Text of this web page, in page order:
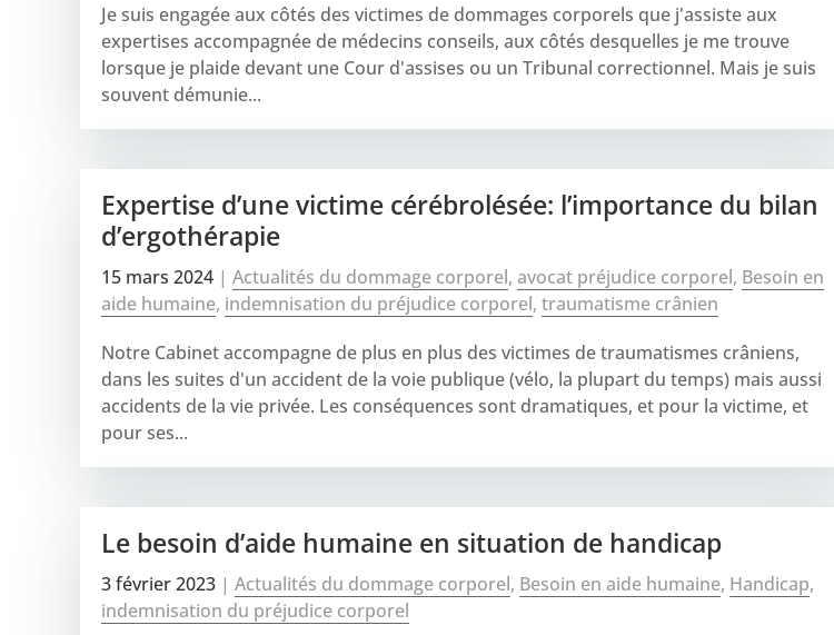
Je suis engagée aux côtés des victimes de dommages corporels que j'assiste aux
expertises accompagnée de médecins conseils, aux côtés desquelles je me trouve
lorsque je plaide devant une Cour d'assises ou un Tribunal correctionnel. Mais je suis
souvent démunie...
Expertise d’une victime cérébrolésée: l’importance du bilan
d’ergothérapie
15 mars 2024 | Actualités du dommage corporel, avocat préjudice corporel, Besoin en
aide humaine, indemnisation du préjudice corporel, traumatisme crânien
Notre Cabinet accompagne de plus en plus des victimes de traumatismes crâniens,
dans les suites d'un accident de la voie publique (vélo, la plupart du temps) mais aussi
accidents de la vie privée. Les conséquences sont dramatiques, et pour la victime, et
pour ses...
Le besoin d’aide humaine en situation de handicap
3 février 2023 | Actualités du dommage corporel, Besoin en aide humaine, Handicap,
indemnisation du préjudice corporel